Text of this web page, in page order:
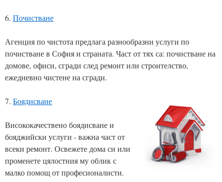
6. Почистване
Агенция по чистота предлага разнообразни услуги по
почистване в София и страната. Част от тях са: почистване на
домове, офиси, сгради след ремонт или строителство,
ежедневно чистене на сгради.
7. Боядисване
Висококачествено боядисване и
бояджийски услуги - важна част от
всеки ремонт. Освежете дома си или
променете цялостния му облик с
малко помощ от професионалисти.